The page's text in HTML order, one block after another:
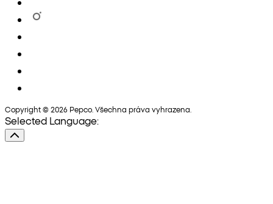
Copyright © 2026 Pepco. Všechna práva vyhrazena.
Selected Language: